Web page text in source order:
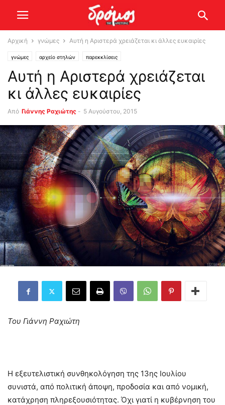
Αρχική γνώμες Αυτή η Αριστερά χρειάζεται κι άλλες ευκαιρίες
γνώμες αρχείο στηλών παρεκκλίσεις
Αυτή η Αριστερά χρειάζεται
κι άλλες ευκαιρίες
Από Γιάννης Ραχιώτης - 5 Αυγούστου, 2015
Του Γιάννη Ραχιώτη
Η εξευτελιστική συνθηκολόγηση της 13ης Ιουλίου
συνιστά, από πολιτική άποψη, προδοσία και από νομική,
κατάχρηση πληρεξουσιότητας. Όχι γιατί η κυβέρνηση του